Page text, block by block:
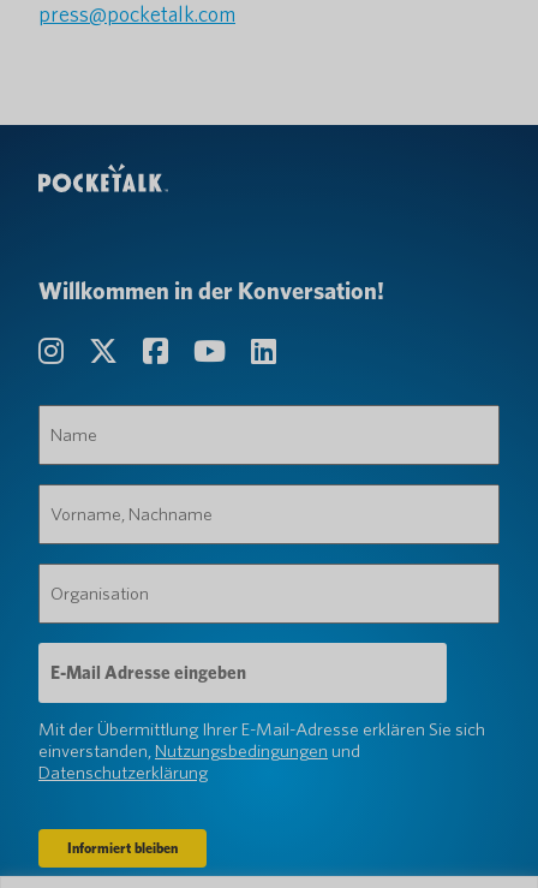
press@pocketalk.com
Willkommen in der Konversation!
(erforderlich)
Nachname
(erforderlich)
(erforderlich)
E-
Mail-
Adresse
(erforderlich)
Mit der Übermittlung Ihrer E-Mail-Adresse erklären Sie sich
einverstanden, Nutzungsbedingungen und
Datenschutzerklärung